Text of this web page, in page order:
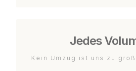
Jedes
Kein Umzug ist uns zu